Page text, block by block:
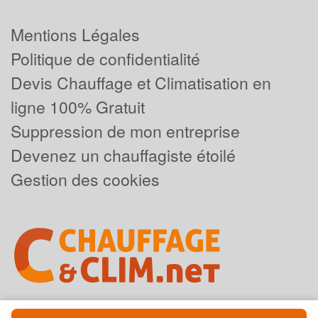
Mentions Légales
Politique de confidentialité
Devis Chauffage et Climatisation en
ligne 100% Gratuit
Suppression de mon entreprise
Devenez un chauffagiste étoilé
Gestion des cookies